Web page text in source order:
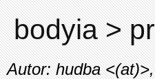
bodyia >
Autor: hudba